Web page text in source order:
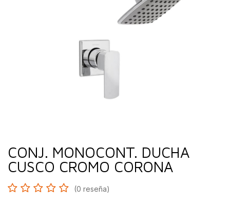
CONJ. MONOCONT. DUCHA
CUSCO CROMO CORONA
(0 reseña)